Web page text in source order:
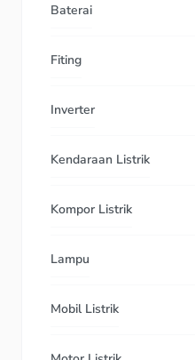
Baterai
Fiting
Inverter
Kendaraan Listrik
Kompor Listrik
Lampu
Mobil Listrik